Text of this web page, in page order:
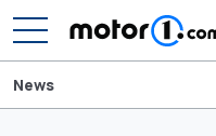
News